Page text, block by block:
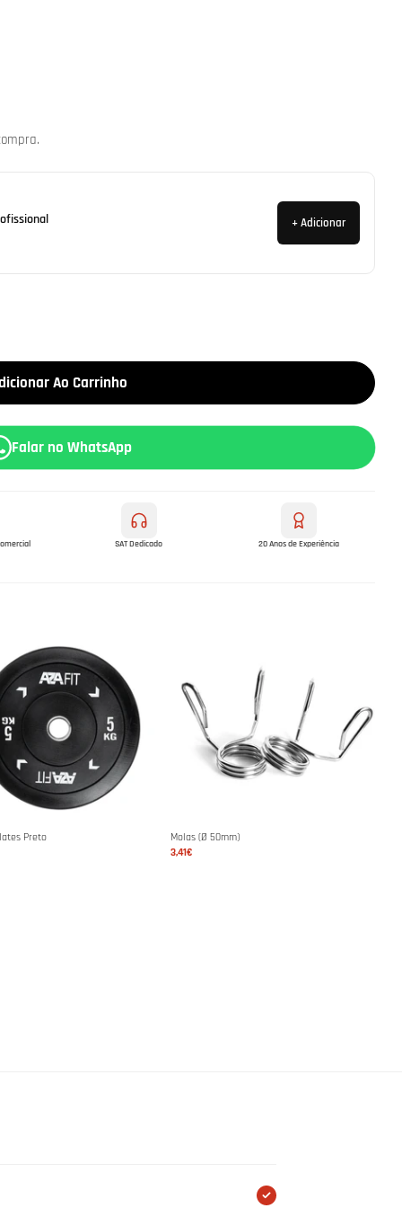
+ Adicionar
Ao Carrinho
Falar no WhatsApp
SAT Dedicado 20 Anos de Experiência
Preto
Molas (Ø 50mm)
3,41€